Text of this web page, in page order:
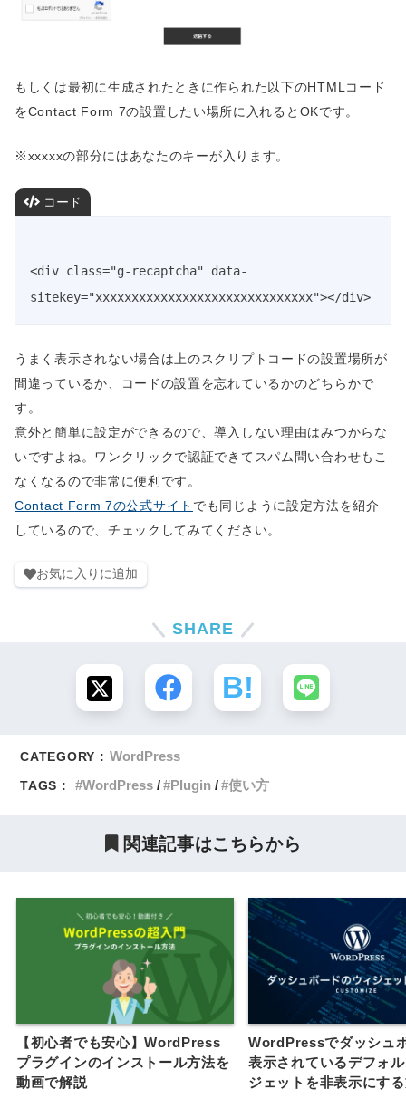
もしくは最初に生成されたときに作られた以下のHTMLコード
をContact Form 7の設置したい場所に入れるとOKです。
※xxxxxの部分にはあなたのキーが入ります。
コード
<div class="g-recaptcha" data-
うまく表示されない場合は上のスクリプトコードの設置場所が
間違っているか、コードの設置を忘れているかのどちらかで
す。
意外と簡単に設定ができるので、導入しない理由はみつからな
いですよね。ワンクリックで認証できてスパム問い合わせもこ
なくなるので非常に便利です。
Contact Form 7の公式サイト でも同じように設定方法を紹介
しているので、チェックしてみてください。
お気に入りに追加
SHARE
CATEGORY : WordPress
TAGS : WordPress Plugin 使い方
関連記事はこちらから
【初心者でも安心】WordPress
プラグインのインストール方法を
動画で解説
WordPressでダッシュ
表示されているデフォ
ジェットを非表示にす